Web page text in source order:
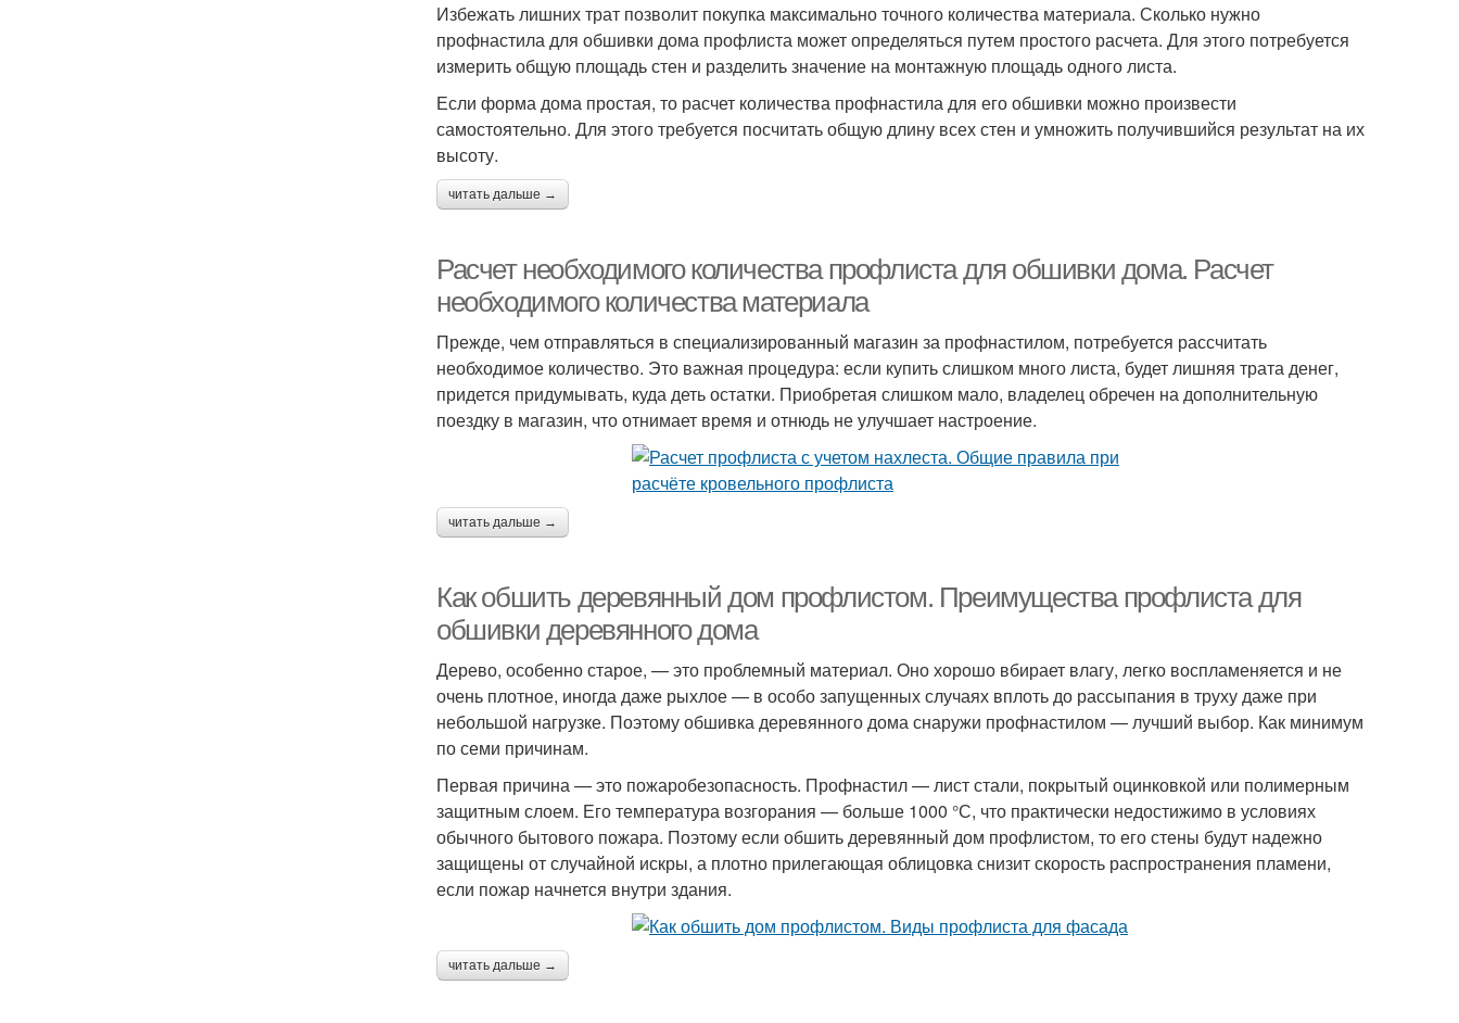
Избежать лишних трат позволит покупка максимально точного количества материала. Сколько нужно
профнастила для обшивки дома профлиста может определяться путем простого расчета. Для этого потребуется
измерить общую площадь стен и разделить значение на монтажную площадь одного листа.
Если форма дома простая, то расчет количества профнастила для его обшивки можно произвести
самостоятельно. Для этого требуется посчитать общую длину всех стен и умножить получившийся результат на их
высоту.
читать дальше →
Расчет необходимого количества профлиста для обшивки дома. Расчет
необходимого количества материала
Прежде, чем отправляться в специализированный магазин за профнастилом, потребуется рассчитать
необходимое количество. Это важная процедура: если купить слишком много листа, будет лишняя трата денег,
придется придумывать, куда деть остатки. Приобретая слишком мало, владелец обречен на дополнительную
поездку в магазин, что отнимает время и отнюдь не улучшает настроение.
читать дальше →
Как обшить деревянный дом профлистом. Преимущества профлиста для
обшивки деревянного дома
Дерево, особенно старое, — это проблемный материал. Оно хорошо вбирает влагу, легко воспламеняется и не
очень плотное, иногда даже рыхлое — в особо запущенных случаях вплоть до рассыпания в труху даже при
небольшой нагрузке. Поэтому обшивка деревянного дома снаружи профнастилом — лучший выбор. Как минимум
по семи причинам.
Первая причина — это пожаробезопасность. Профнастил — лист стали, покрытый оцинковкой или полимерным
защитным слоем. Его температура возгорания — больше 1000 °С, что практически недостижимо в условиях
обычного бытового пожара. Поэтому если обшить деревянный дом профлистом, то его стены будут надежно
защищены от случайной искры, а плотно прилегающая облицовка снизит скорость распространения пламени,
если пожар начнется внутри здания.
читать дальше →